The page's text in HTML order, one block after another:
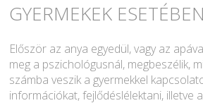
GYERMEKEK ESETÉBEN
Először az anya egyedül, vagy az
meg a pszichológusnál, megbeszélik,
számba veszik a gyermekkel
információkat, fejlődéslélektani, illetve